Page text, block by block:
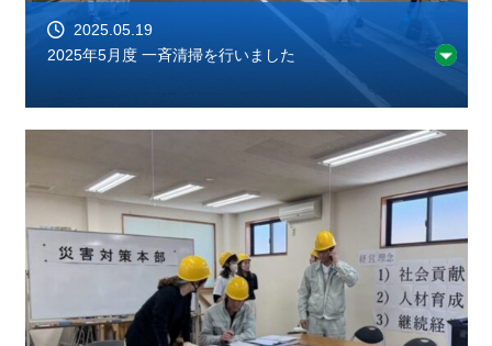
2025.05.19
2025年5月度 一斉清掃を行いました